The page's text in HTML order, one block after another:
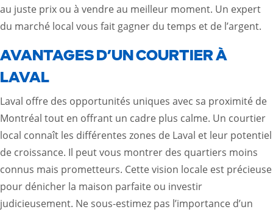
au juste prix ou à vendre au meilleur moment. Un expert
du marché local vous fait gagner du temps et de l’argent.
AVANTAGES D’UN COURTIER À
LAVAL
Laval offre des opportunités uniques avec sa proximité de
Montréal tout en offrant un cadre plus calme. Un courtier
local connaît les différentes zones de Laval et leur potentiel
de croissance. Il peut vous montrer des quartiers moins
connus mais prometteurs. Cette vision locale est précieuse
pour dénicher la maison parfaite ou investir
judicieusement. Ne sous-estimez pas l’importance d’un